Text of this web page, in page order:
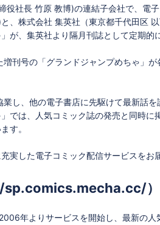
役社長 竹原 教博)の連結子会社で、電
、株式会社 集英社（東京都千代田区
が、集英社より隔月刊誌として定期的
刊号の「グランドジャンプめちゃ」
し、他の電子書店に先駆けて最新話
では、人気コミック誌の発売と同時
す。
実した電子コミック配信サービスをお
年よりサービスを開始し、最新の